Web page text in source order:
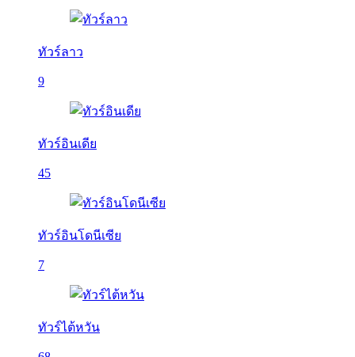
ทัวร์ลาว
9
ทัวร์อินเดีย
45
ทัวร์อินโดนีเซีย
7
ทัวร์ไต้หวัน